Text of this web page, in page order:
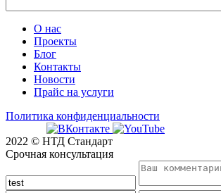
О нас
Проекты
Блог
Контакты
Новости
Прайс на услуги
Политика конфиденциальности
2022 © НТД Стандарт
Срочная консультация